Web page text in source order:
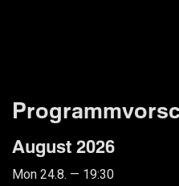
August 2026
Mon 24.8. — 19:30